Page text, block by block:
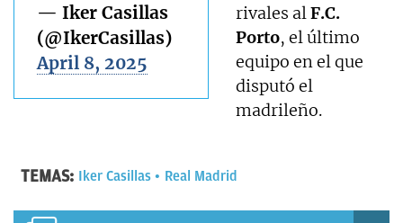
— Iker Casillas
(@IkerCasillas)
April 8, 2025
rivales alF.C.
Porto, el último
equipo en el que
disputó el
madrileño.
TEMAS: Iker Casillas Real Madrid